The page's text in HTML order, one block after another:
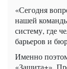
«Сегодня
нашей
систему, где
барьеров и
Именно
«Защита+».